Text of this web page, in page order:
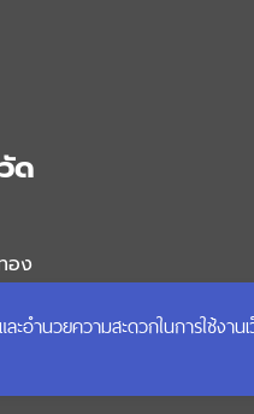
ด
อง
อำนวยความสะดวกในการใช้งา